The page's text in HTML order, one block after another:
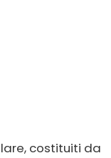
costituiti da